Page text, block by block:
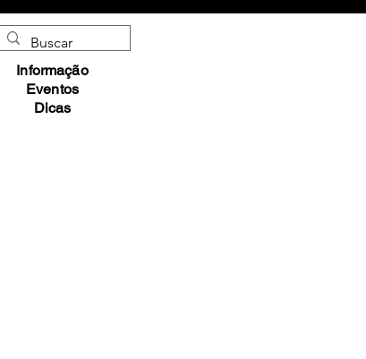
Informação
Eventos
Dicas